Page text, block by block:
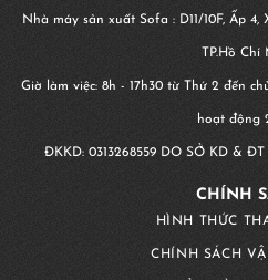
Nhà máy sản xuất Sofa : D11/10F, Ấp
TP.Hồ Chí
Giờ làm việc: 8h - 17h30 từ Thứ 2 đến
hoạt động
ĐKKD: 0313268559 DO SỞ KD & ĐT
CHÍNH
HÌNH THỨC
CHÍNH SÁCH